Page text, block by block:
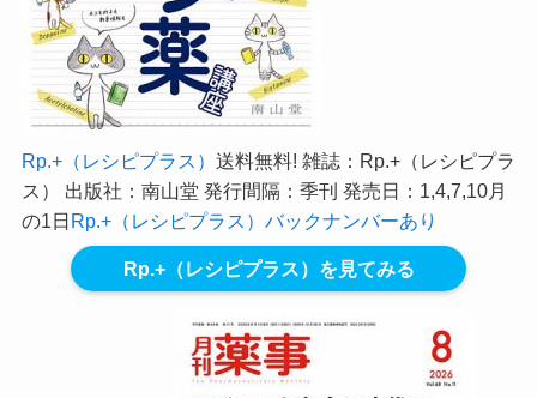
Rp.+（レシピプラス） 送料無料! 雑誌：Rp.+（レシピプラ
ス） 出版社：南山堂 発行間隔：季刊 発売日：1,4,7,10月
の1日Rp.+（レシピプラス）バックナンバーあり
Rp.+（レシピプラス）を見てみる